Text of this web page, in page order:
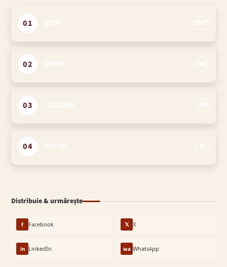
01
02
03
04
Distribuie & urmărește
f Facebook 𝕏 X
in LinkedIn wa WhatsApp